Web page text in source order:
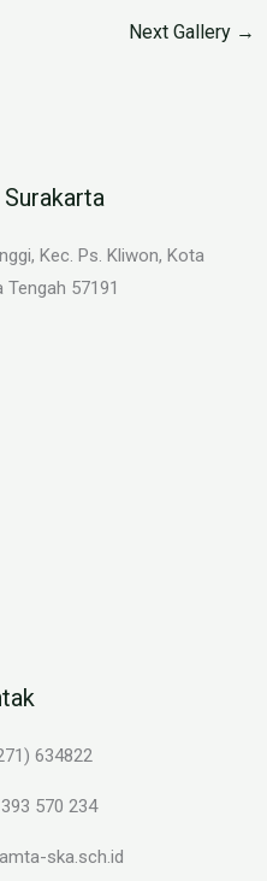
Next Gallery →
Kec. Ps. Kliwon, Kota
57191
634822
570 234
ska.sch.id